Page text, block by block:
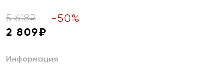
5 618₽ -50%
2 809₽
Информация